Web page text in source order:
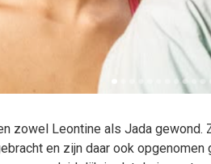
zowel Leontine als Jada gewond.
en zijn daar ook